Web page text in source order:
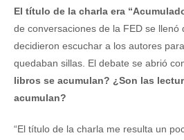
El título de la charla era
de conversaciones de la FED se llenó
decidieron escuchar a los autores
quedaban sillas. El debate se abrió
libros se acumulan? ¿Son las
acumulan?
“El título de la charla me resulta un